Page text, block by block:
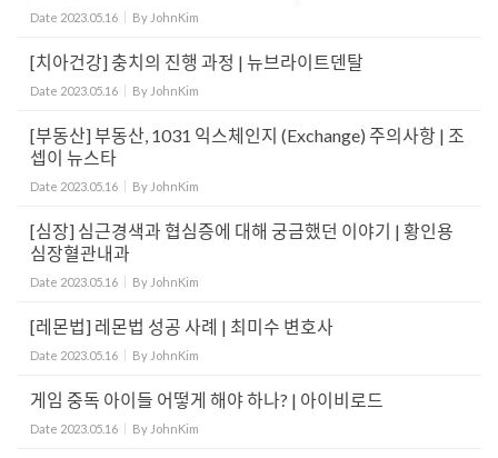
Date 2023.05.16 By JohnKim
[치아건강] 충치의 진행 과정 | 뉴브라이트덴탈
Date 2023.05.16 By JohnKim
[부동산] 부동산, 1031 익스체인지 (Exchange) 주의사항 | 조
셉이 뉴스타
Date 2023.05.16 By JohnKim
[심장] 심근경색과 협심증에 대해 궁금했던 이야기 | 황인용
심장혈관내과
Date 2023.05.16 By JohnKim
[레몬법] 레몬법 성공 사례 | 최미수 변호사
Date 2023.05.16 By JohnKim
게임 중독 아이들 어떻게 해야 하나? | 아이비로드
Date 2023.05.16 By JohnKim